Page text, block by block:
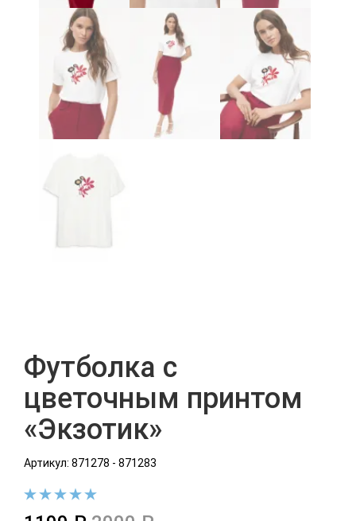
Футболка с
цветочным принтом
«Экзотик»
Артикул: 871278 - 871283